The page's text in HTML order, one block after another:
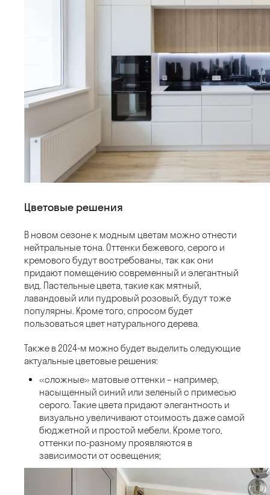
Цветовые решения
В новом сезоне к модным цветам можно отнести
нейтральные тона. Оттенки бежевого, серого и
кремового будут востребованы, так как они
придают помещению современный и элегантный
вид. Пастельные цвета, такие как мятный,
лавандовый или пудровый розовый, будут тоже
популярны. Кроме того, спросом будет
пользоваться цвет натурального дерева.
Также в 2024-м можно будет выделить следующие
актуальные цветовые решения:
«сложные» матовые оттенки – например,
насыщенный синий или зеленый с примесью
серого. Такие цвета придают элегантность и
визуально увеличивают стоимость даже самой
бюджетной и простой мебели. Кроме того,
оттенки по-разному проявляются в
зависимости от освещения;